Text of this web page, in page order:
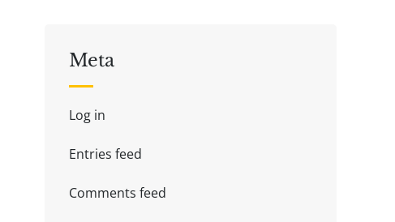
Meta
Log in
Entries feed
Comments feed